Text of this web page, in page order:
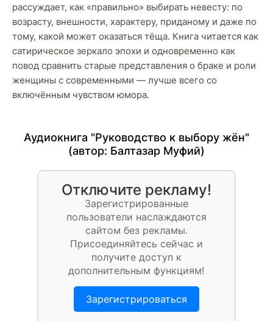
рассуждает, как «правильно» выбирать невесту: по
возрасту, внешности, характеру, приданому и даже по
тому, какой может оказаться тёща. Книга читается как
сатирическое зеркало эпохи и одновременно как
повод сравнить старые представления о браке и роли
женщины с современными — лучше всего со
включённым чувством юмора.
Аудиокнига "Руководство к выбору жён"
(автор: Балтазар Муфий)
Отключите рекламу!
Зарегистрированные
пользователи наслаждаются
сайтом без рекламы.
Присоединяйтесь сейчас и
получите доступ к
дополнительным функциям!
Зарегистрироваться